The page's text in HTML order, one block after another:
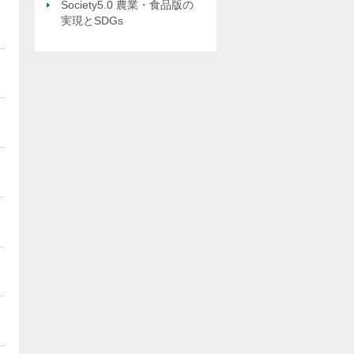
Society5.0 農業・食品版の
実現とSDGs